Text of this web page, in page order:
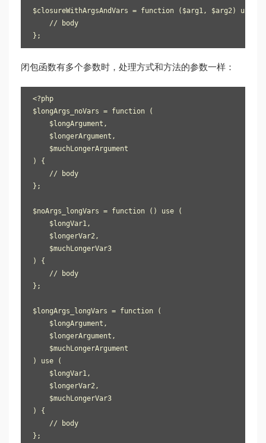
$closureWithArgsAndVars = function ($arg1, $arg2) use
    // body
闭包函数有多个参数时，处理方式和方法的参数一样：
<?php
$longArgs_noVars = function (
    $longArgument,
    $longerArgument,
    $muchLongerArgument
) {
    // body
};
$noArgs_longVars = function () use (
    $longVar1,
    $longerVar2,
    $muchLongerVar3
) {
    // body
};
$longArgs_longVars = function (
    $longArgument,
    $longerArgument,
    $muchLongerArgument
) use (
    $longVar1,
    $longerVar2,
    $muchLongerVar3
) {
    // body
};